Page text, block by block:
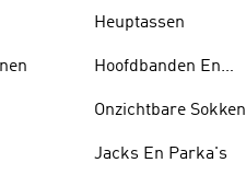
Heuptassen
Hoofdbanden En
Onzichtbare Sokken
Jacks En Parka's